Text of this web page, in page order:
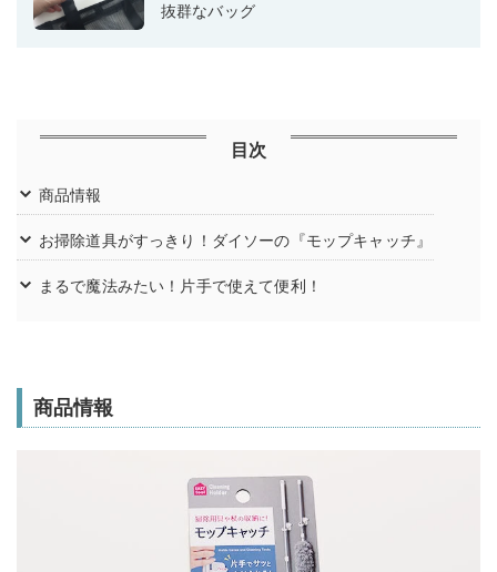
抜群なバッグ
目次
商品情報
お掃除道具がすっきり！ダイソーの『モップキャッチ』
まるで魔法みたい！片手で使えて便利！
商品情報